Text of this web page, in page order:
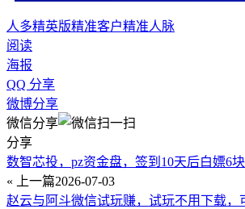
人多精英版精准客户精准人脉
阅读
海报
QQ 分享
微博分享
微信分享
分享
数智芯投，pz资金盘，签到10天后白嫖6块
« 上一篇2026-07-03
赵云与阿斗微信试玩赚，试玩不用下载，